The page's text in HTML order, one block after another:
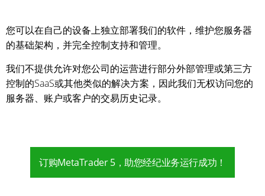
您可以在自己的设备上独立部署我们的软件，维护您服务器
的基础架构，并完全控制支持和管理。
我们不提供允许对您公司的运营进行部分外部管理或第三方
控制的SaaS或其他类似的解决方案，因此我们无权访问您的
服务器、账户或客户的交易历史记录。
订购MetaTrader 5，助您经纪业务运行成功！